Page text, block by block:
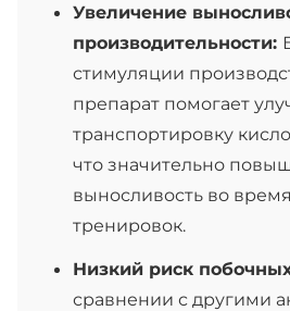
Увеличение
производительности:
стимуляции
препарат помогает
транспортировку
что значительно
выносливость во
тренировок.
Низкий риск
сравнении с другими